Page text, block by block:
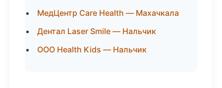
МедЦентр Care Health — Махачкала
Дентал Laser Smile — Нальчик
ООО Health Kids — Нальчик